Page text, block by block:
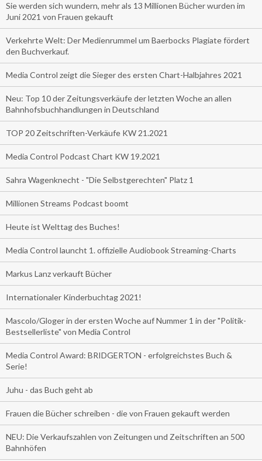
Sie werden sich wundern, mehr als 13 Millionen Bücher wurden im
Juni 2021 von Frauen gekauft
Verkehrte Welt: Der Medienrummel um Baerbocks Plagiate fördert
den Buchverkauf.
Media Control zeigt die Sieger des ersten Chart-Halbjahres 2021
Neu: Top 10 der Zeitungsverkäufe der letzten Woche an allen
Bahnhofsbuchhandlungen in Deutschland
TOP 20 Zeitschriften-Verkäufe KW 21.2021
Media Control Podcast Chart KW 19.2021
Sahra Wagenknecht - "Die Selbstgerechten" Platz 1
Millionen Streams Podcast boomt
Heute ist Welttag des Buches!
Media Control launcht 1. offizielle Audiobook Streaming-Charts
Markus Lanz verkauft Bücher
Internationaler Kinderbuchtag 2021!
Mascolo/Gloger in der ersten Woche auf Nummer 1 in der "Politik-
Bestsellerliste" von Media Control
Media Control Award: BRIDGERTON - erfolgreichstes Buch &
Serie!
Juhu - das Buch geht ab
Frauen die Bücher schreiben - die von Frauen gekauft werden
NEU: Die Verkaufszahlen von Zeitungen und Zeitschriften an 500
Bahnhöfen